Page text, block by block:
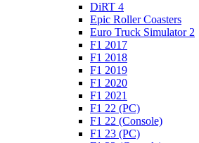
DiRT 4
Epic Roller Coasters
Euro Truck Simulator 2
F1 2017
F1 2018
F1 2019
F1 2020
F1 2021
F1 22 (PC)
F1 22 (Console)
F1 23 (PC)